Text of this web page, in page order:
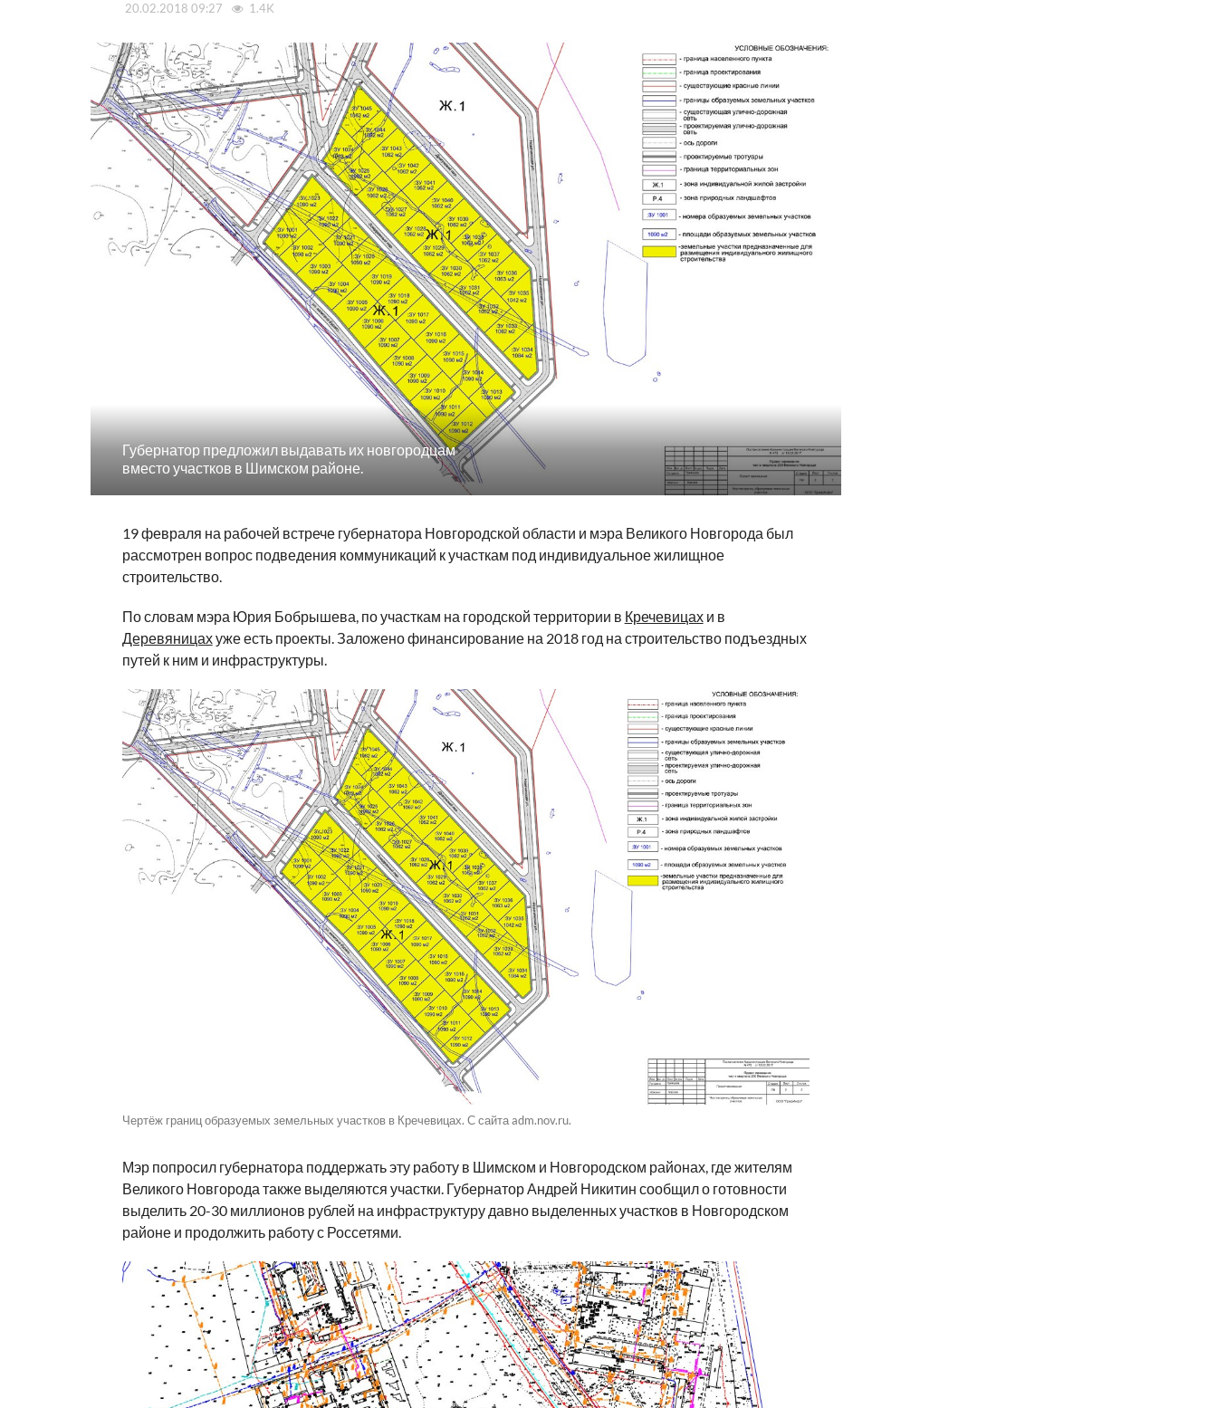
20.02.2018 09:27 1.4K
Губернатор предложил выдавать их новгородцам
вместо участков в Шимском районе.
19 февраля на рабочей встрече губернатора Новгородской области и мэра Великого Новгорода был
рассмотрен вопрос подведения коммуникаций к участкам под индивидуальное жилищное
строительство.
По словам мэра Юрия Бобрышева, по участкам на городской территории в Кречевицахи в
Деревяницахуже есть проекты. Заложено финансирование на 2018 год на строительство подъездных
путей к ним и инфраструктуры.
Чертёж границ образуемых земельных участков в Кречевицах. С сайта adm.nov.ru.
Мэр попросил губернатора поддержать эту работу в Шимском и Новгородском районах, где жителям
Великого Новгорода также выделяются участки. Губернатор Андрей Никитин сообщил о готовности
выделить 20-30 миллионов рублей на инфраструктуру давно выделенных участков в Новгородском
районе и продолжить работу с Россетями.